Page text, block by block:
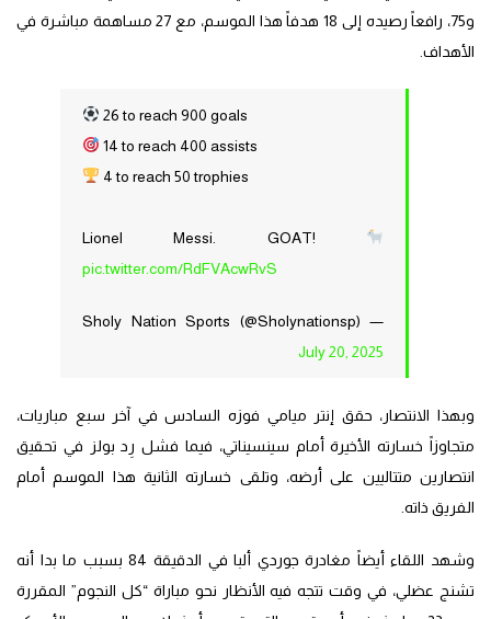
و75، رافعاً رصيده إلى 18 هدفاً هذا الموسم، مع 27 مساهمة مباشرة في
الأهداف.
26 to reach 900 goals
14 to reach 400 assists
4 to reach 50 trophies
Lionel Messi. GOAT!
pic.twitter.com/RdFVAcwRvS
— Sholy Nation Sports (@Sholynationsp)
July 20, 2025
وبهذا الانتصار، حقق إنتر ميامي فوزه السادس في آخر سبع مباريات،
متجاوزاً خسارته الأخيرة أمام سينسيناتي، فيما فشل رِد بولز في تحقيق
انتصارين متتاليين على أرضه، وتلقى خسارته الثانية هذا الموسم أمام
الفريق ذاته.
وشهد اللقاء أيضاً مغادرة جوردي ألبا في الدقيقة 84 بسبب ما بدا أنه
تشنج عضلي، في وقت تتجه فيه الأنظار نحو مباراة “كل النجوم” المقررة